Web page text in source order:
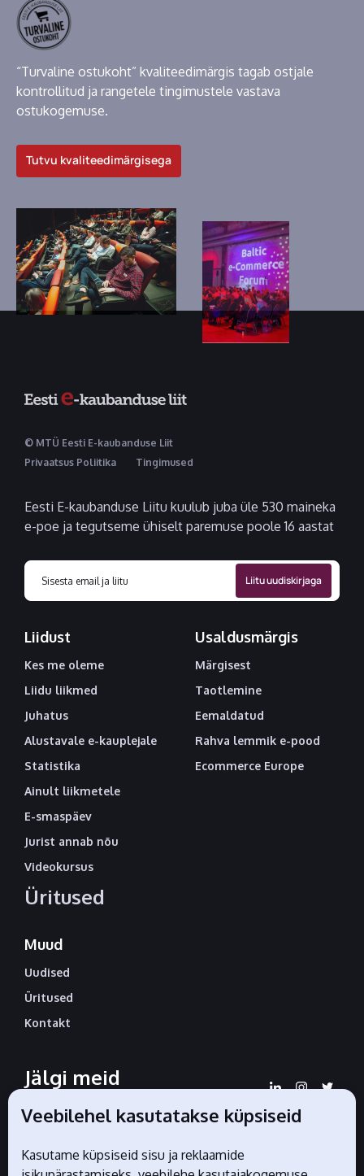
“Turvaline ostukoht” kvaliteedimärgis tagab ostjale
kontrollitud ja rangetele tingimustele vastava
ostukogemuse.
Tutvu kvaliteedimärgisega
© MTÜ Eesti E-kaubanduse Liit
Privaatsus Poliitika
Tingimused
Eesti E-kaubanduse Liitu kuulub juba üle 530 maineka
e-poe ja tegutseme ühiselt paremuse poole 16 aastat
Liidust
Kes me oleme
Liidu liikmed
Juhatus
Alustavale e-kauplejale
Statistika
Ainult liikmetele
E-smaspäev
Jurist annab nõu
Videokursus
Üritused
Usaldusmärgis
Märgisest
Taotlemine
Eemaldatud
Rahva lemmik e-pood
Ecommerce Europe
Muud
Uudised
Üritused
Kontakt
Jälgi meid
sotsiaalmeedias
Veebilehel kasutatakse küpsiseid
Kasutame küpsiseid sisu ja reklaamide